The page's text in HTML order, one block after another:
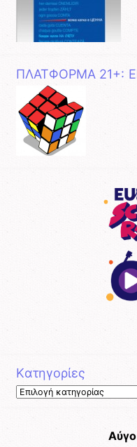
ΠΛΑΤΦΟΡΜΑ 21+:
Kατηγορίες
Kατηγορίες